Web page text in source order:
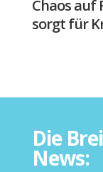
Chaos auf
sorgt für
Die
News: